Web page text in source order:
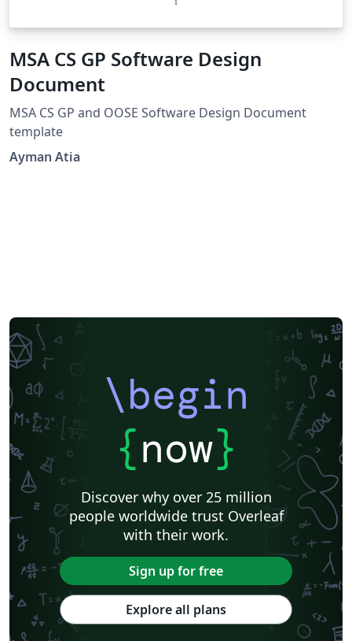
MSA CS GP Software Design
Document
MSA CS GP and OOSE Software Design Document
template
Ayman Atia
\begin
{now}
Discover why over 25 million
people worldwide trust Overleaf
with their work.
Sign up for free
Explore all plans